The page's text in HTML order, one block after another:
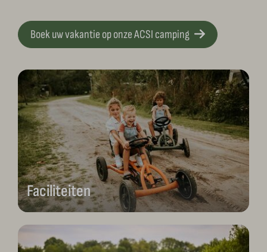
Boek uw vakantie op onze ACSI camping
Faciliteiten